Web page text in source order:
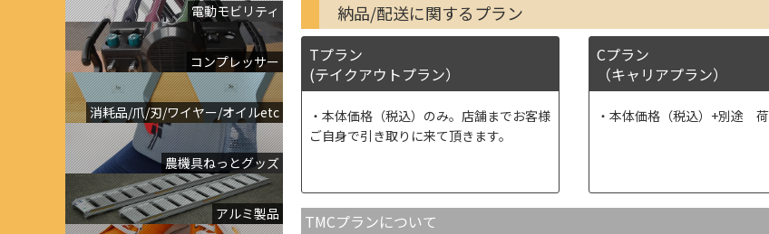
電動モビリティ
コンプレッサー
消耗品/爪/刃/ワイヤー/オイルetc
農機具ねっとグッズ
アルミ製品
納品/配送に関するプラン
Tプラン
(テイクアウトプラン）
本体価格（税込）のみ。店舗までお客様
ご自身で引き取りに来て頂きます。
Cプラン
（キャリアプラン）
本体価格（税込）+別途
TMCプランについて